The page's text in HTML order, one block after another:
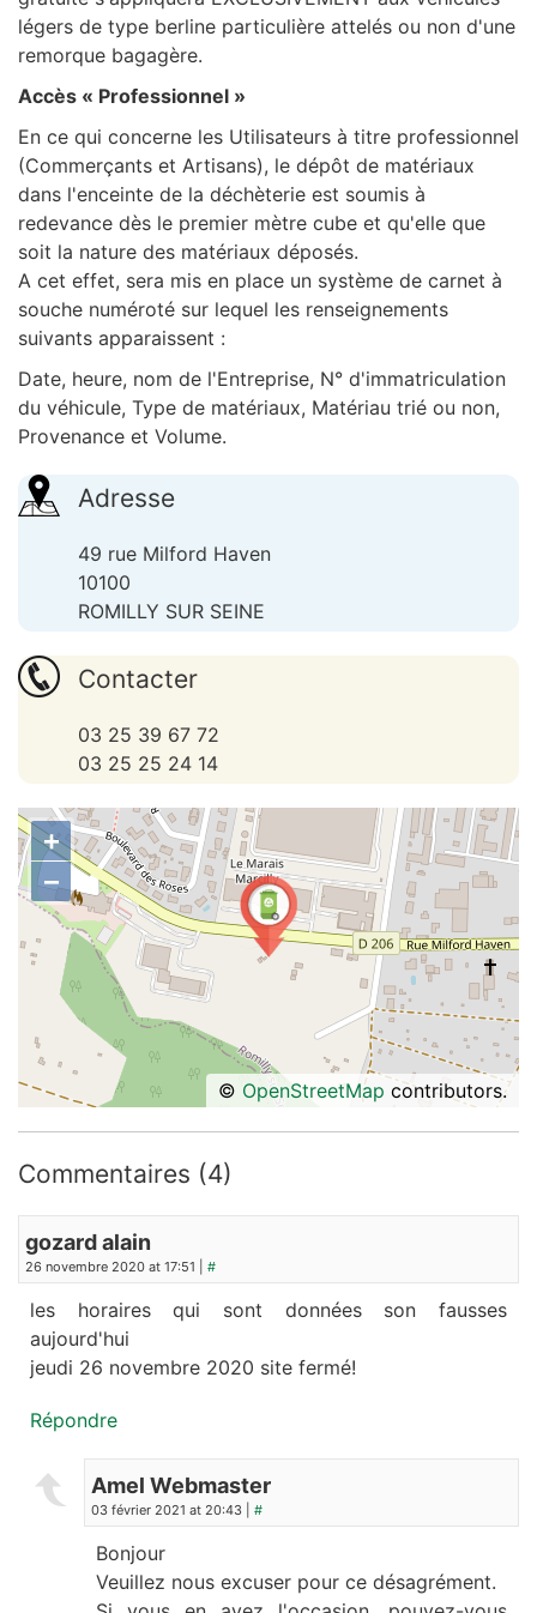
légers de type berline particulière attelés ou non d'une
remorque bagagère.
Accès « Professionnel »
En ce qui concerne les Utilisateurs à titre professionnel
(Commerçants et Artisans), le dépôt de matériaux
dans l'enceinte de la déchèterie est soumis à
redevance dès le premier mètre cube et qu'elle que
soit la nature des matériaux déposés.
A cet effet, sera mis en place un système de carnet à
souche numéroté sur lequel les renseignements
suivants apparaissent :
Date, heure, nom de l'Entreprise, N° d'immatriculation
du véhicule, Type de matériaux, Matériau trié ou non,
Provenance et Volume.
Adresse
49 rue Milford Haven
10100
ROMILLY SUR SEINE
Contacter
03 25 39 67 72
03 25 25 24 14
+
−
© OpenStreetMap contributors.
Commentaires (4)
gozard alain
26 novembre 2020 at 17:51 | #
les horaires qui sont données son fausses
aujourd'hui
jeudi 26 novembre 2020 site fermé!
Répondre
Amel Webmaster
03 février 2021 at 20:43 | #
Bonjour
Veuillez nous excuser pour ce désagrément.